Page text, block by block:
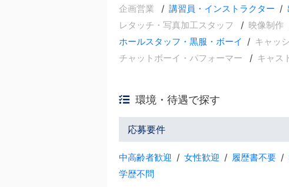
企画営業
講習員・インストラクター
レタッチ・写真加工スタッフ
映像制作
ホールスタッフ・黒服・ボーイ
キャッ
チャットボーイ・パフォーマー
キャス
環境・待遇で探す
応募要件
中高齢者歓迎 女性歓迎 履歴書不要
学歴不問